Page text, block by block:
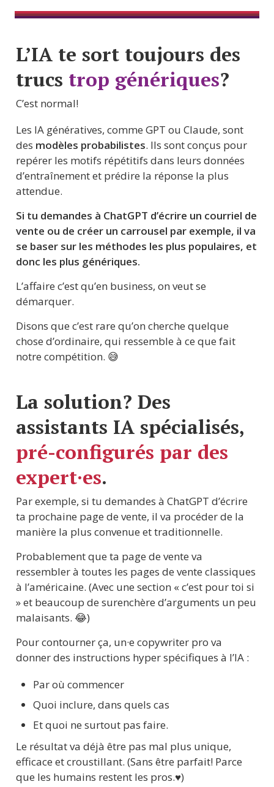
L’IA te sort toujours des
trucs trop génériques?
C’est normal!
Les IA génératives, comme GPT ou Claude, sont
des modèles probabilistes. Ils sont conçus pour
repérer les motifs répétitifs dans leurs données
d’entraînement et prédire la réponse la plus
attendue.
Si tu demandes à ChatGPT d’écrire un courriel de
vente ou de créer un carrousel par exemple, il va
se baser sur les méthodes les plus populaires, et
donc les plus génériques.
L’affaire c’est qu’en business, on veut se
démarquer.
Disons que c’est rare qu’on cherche quelque
chose d’ordinaire, qui ressemble à ce que fait
notre compétition. 😅
La solution? Des
pré-configurés par des
expert·es.
Par exemple, si tu demandes à ChatGPT d’écrire
ta prochaine page de vente, il va procéder de la
manière la plus convenue et traditionnelle.
Probablement que ta page de vente va
ressembler à toutes les pages de vente classiques
à l’américaine. (Avec une section « c’est pour toi si
» et beaucoup de surenchère d’arguments un peu
malaisants. 😂)
Pour contourner ça, un·e copywriter pro va
donner des instructions hyper spécifiques à l’IA :
Par où commencer
Quoi inclure, dans quels cas
Et quoi ne surtout pas faire.
Le résultat va déjà être pas mal plus unique,
efficace et croustillant. (Sans être parfait! Parce
que les humains restent les pros.♥️)